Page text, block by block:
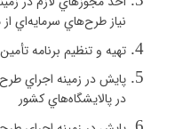
نياز طرح‌هاي سرمايه‌اي
تهيه و تنظيم برنامه
پايش در زمينه اجراي
در پالايشگاه‌هاي كشور